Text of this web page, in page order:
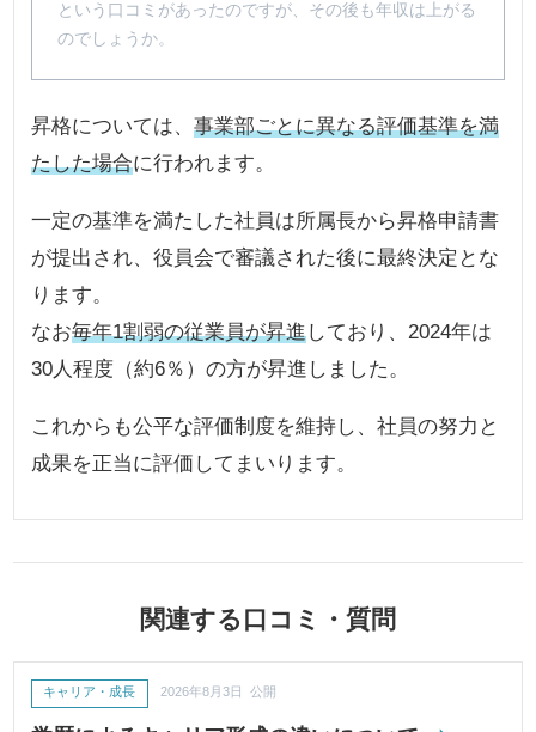
という口コミがあったのですが、その後も年収は上がる
のでしょうか。
昇格については、事業部ごとに異なる評価基準を満
たした場合に行われます。
一定の基準を満たした社員は所属長から昇格申請書
が提出され、役員会で審議された後に最終決定とな
ります。
なお毎年1割弱の従業員が昇進しており、2024年は
30人程度（約6％）の方が昇進しました。
これからも公平な評価制度を維持し、社員の努力と
成果を正当に評価してまいります。
関連する口コミ・質問
キャリア・成長 2026年8月3日 公開